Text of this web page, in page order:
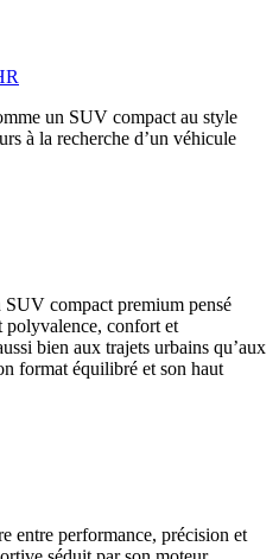
un SUV compact au style
à la recherche d’un véhicule
compact premium pensé
polyvalence, confort et
bien aux trajets urbains qu’aux
format équilibré et son haut
entre performance, précision et